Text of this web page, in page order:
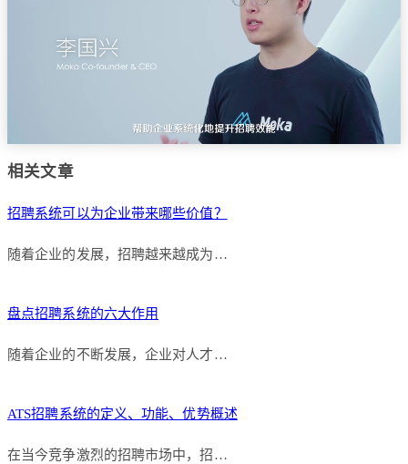
相关文章
招聘系统可以为企业带来哪些价值？
随着企业的发展，招聘越来越成为…
盘点招聘系统的六大作用
随着企业的不断发展，企业对人才…
ATS招聘系统的定义、功能、优势概述
在当今竞争激烈的招聘市场中，招…